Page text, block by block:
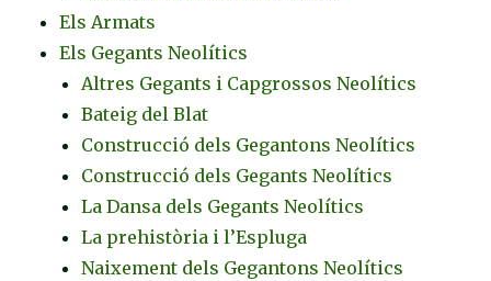
Els Armats
Els Gegants Neolítics
Altres Gegants i Capgrossos Neolítics
Bateig del Blat
Construcció dels Gegantons Neolítics
Construcció dels Gegants Neolítics
La Dansa dels Gegants Neolítics
La prehistòria i l’Espluga
Naixement dels Gegantons Neolítics